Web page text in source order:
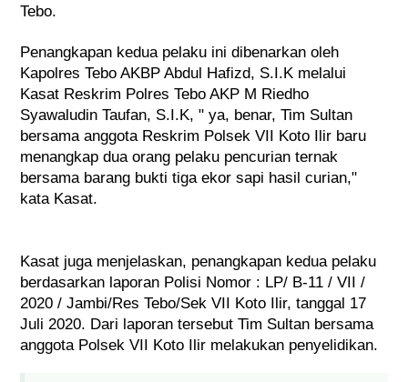
Tebo.
Penangkapan kedua pelaku ini dibenarkan oleh
Kapolres Tebo AKBP Abdul Hafizd, S.I.K melalui
Kasat Reskrim Polres Tebo AKP M Riedho
Syawaludin Taufan, S.I.K, " ya, benar, Tim Sultan
bersama anggota Reskrim Polsek VII Koto Ilir baru
menangkap dua orang pelaku pencurian ternak
bersama barang bukti tiga ekor sapi hasil curian,"
kata Kasat.
Kasat juga menjelaskan, penangkapan kedua pelaku
berdasarkan laporan Polisi Nomor : LP/ B-11 / VII /
2020 / Jambi/Res Tebo/Sek VII Koto Ilir, tanggal 17
Juli 2020. Dari laporan tersebut Tim Sultan bersama
anggota Polsek VII Koto Ilir melakukan penyelidikan.